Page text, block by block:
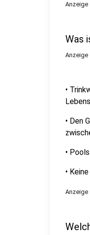
Anzeige
Was
Anzeige
•
• Den
•
•
Anzeige